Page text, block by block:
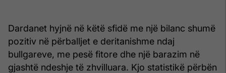
Dardanet hyjnë në këtë sfidë me një bilanc shumë
pozitiv në përballjet e deritanishme ndaj
bullgareve, me pesë fitore dhe një barazim në
gjashtë ndeshje të zhvilluara. Kjo statistikë përbën